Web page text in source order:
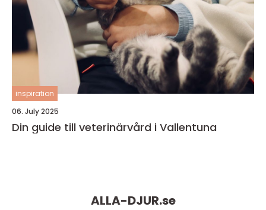
inspiration
06. July 2025
Din guide till veterinärvård i Vallentuna
ALLA-DJUR.se